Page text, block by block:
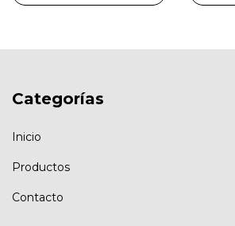
Categorías
Inicio
Productos
Contacto